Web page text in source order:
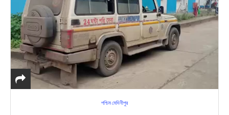
পশ্চিম মেদিনীপুর